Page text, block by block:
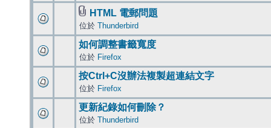
HTML 電郵問題
位於 Thunderbird
如何調整書籤寬度
位於 Firefox
按Ctrl+C沒辦法複製超連結文字
位於 Firefox
更新紀錄如何刪除？
位於 Thunderbird